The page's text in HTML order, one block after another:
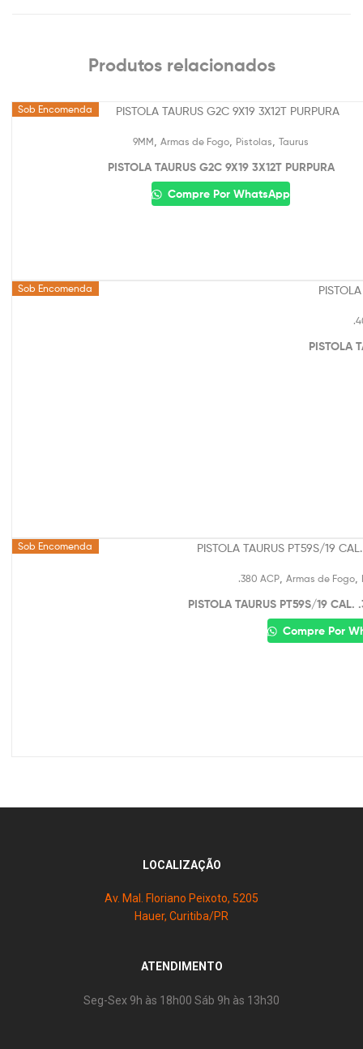
Produtos relacionados
Sob Encomenda
9MM Armas de Fogo Pistolas Taurus
PISTOLA TAURUS G2C 9X19 3X12T PURPURA
Compre Por WhatsApp
Sob Encomenda
PISTOLA
Sob Encomenda
.380 ACP Armas de Fogo
PISTOLA TAURUS PT59S/19
Compre Por
LOCALIZAÇÃO
Av. Mal. Floriano Peixoto, 5205
Hauer, Curitiba/PR
ATENDIMENTO
Seg-Sex 9h às 18h00 Sáb 9h às 13h30